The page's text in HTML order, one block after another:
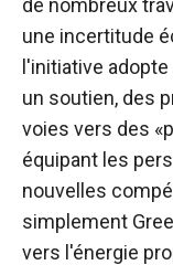
de nombreux
une incertitude
l'initiative
un soutien, des
voies vers des
équipant les
nouvelles
simplement
vers l'énergie